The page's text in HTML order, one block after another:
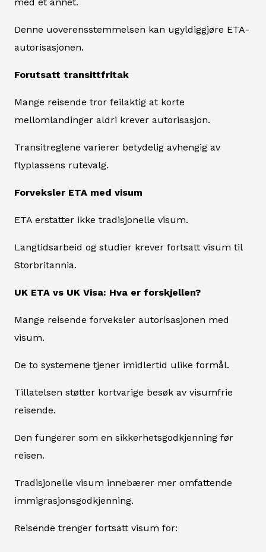
Denne uoverensstemmelsen kan ugyldiggjøre ETA-
autorisasjonen.
Forutsatt transittfritak
Mange reisende tror feilaktig at korte
mellomlandinger aldri krever autorisasjon.
Transitreglene varierer betydelig avhengig av
flyplassens rutevalg.
Forveksler ETA med visum
ETA erstatter ikke tradisjonelle visum.
Langtidsarbeid og studier krever fortsatt visum til
Storbritannia.
UK ETA vs UK Visa: Hva er forskjellen?
Mange reisende forveksler autorisasjonen med
visum.
De to systemene tjener imidlertid ulike formål.
Tillatelsen støtter kortvarige besøk av visumfrie
reisende.
Den fungerer som en sikkerhetsgodkjenning før
reisen.
Tradisjonelle visum innebærer mer omfattende
immigrasjonsgodkjenning.
Reisende trenger fortsatt visum for: